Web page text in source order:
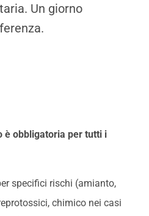
Un giorno
è obbligatoria per tutti i
specifici rischi (amianto,
chimico nei casi